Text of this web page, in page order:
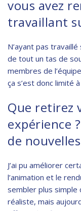
vous avez
travaillant
N’ayant pas
de tout un tas de
membres de
ça s’est donc limité
Que retirez
expérience
de
J’ai pu améliorer
l’animation et le
sembler plus simple
réaliste, mais